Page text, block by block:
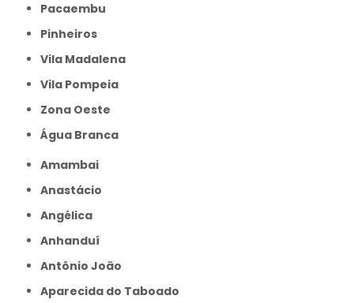
Pacaembu
Pinheiros
Vila Madalena
Vila Pompeia
Zona Oeste
Água Branca
Amambai
Anastácio
Angélica
Anhanduí
Antônio João
Aparecida do Taboado